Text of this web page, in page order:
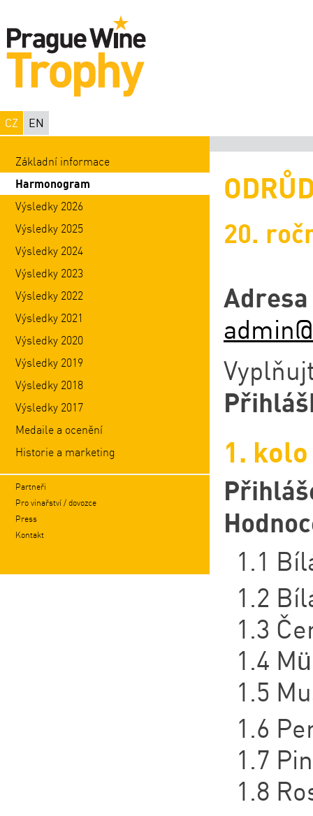
CZ EN
Základní informace
Harmonogram
Výsledky 2026
Výsledky 2025
Výsledky 2024
Výsledky 2023
Výsledky 2022
Výsledky 2021
Výsledky 2020
Výsledky 2019
Výsledky 2018
Výsledky 2017
Medaile a ocenění
Historie a marketing
Partneři
Pro vinařství / dovozce
Press
Kontakt
20.
1. kolo
1.1
1.2
1.3
1.4
1.5
1.6
1.7
1.8